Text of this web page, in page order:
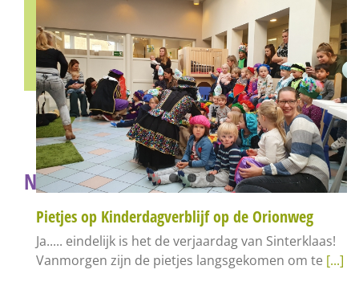
Gratis
inschrijven
Nieuws
Pietjes op Kinderdagverblijf op de Orionweg
Ja..... eindelijk is het de verjaardag van Sinterklaas!
Vanmorgen zijn de pietjes langsgekomen om te [...]